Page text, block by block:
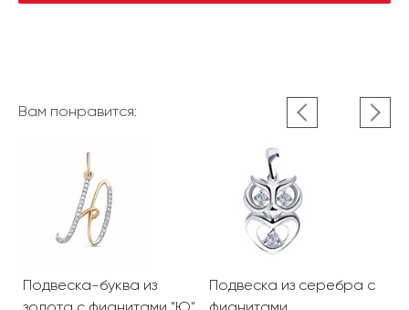
Вам понравится:
Подвеска-буква из
золота с фианитами "Ю"
Подвеска из серебра с
фианитами